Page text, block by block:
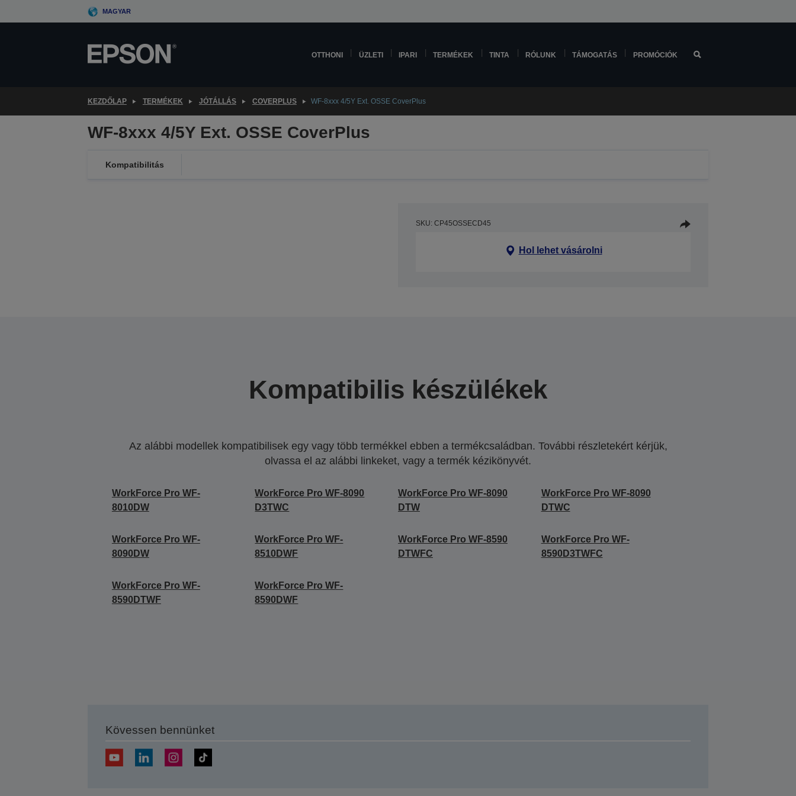
to
MAGYAR
OTTHONI ÜZLETI IPARI TERMÉKEK TINTA RÓLUNK TÁMOGATÁS PROMÓCIÓK
KEZDŐLAP TERMÉKEK JÓTÁLLÁS COVERPLUS WF-8xxx 4/5Y Ext. OSSE CoverPlus
WF-8xxx 4/5Y Ext. OSSE CoverPlus
Kompatibilitás
SKU: CP45OSSECD45
Hol lehet vásárolni
Kompatibilis készülékek
Az alábbi modellek kompatibilisek egy vagy több termékkel ebben a termékcsaládban. További részletekért kérjük,
olvassa el az alábbi linkeket, vagy a termék kézikönyvét.
WorkForce Pro WF-
8010DW
WorkForce Pro WF-8090
D3TWC
WorkForce Pro WF-8090
DTW
WorkForce Pro WF-8090
DTWC
WorkForce Pro WF-
8090DW
WorkForce Pro WF-
8510DWF
WorkForce Pro WF-8590
DTWFC
WorkForce Pro WF-
8590D3TWFC
WorkForce Pro WF-
8590DTWF
WorkForce Pro WF-
8590DWF
Kövessen bennünket